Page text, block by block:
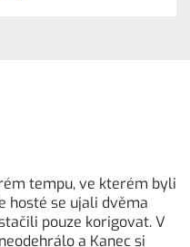
tempu, ve kterém byli
hosté se ujali dvěma
pouze korigovat. V
a Kanec si